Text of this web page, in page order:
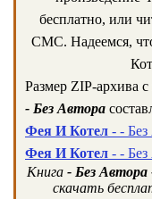
бесплатно, или
СМС. Надеемся,
Размер ZIP-архива
- Без Автора
Фея И Котел - - Без
Фея И Котел - - Без
Книга - Без
скачать